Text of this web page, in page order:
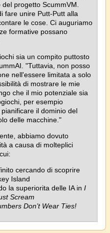
progetto ScummVM.
fare unire Putt-Putt alla
le cose. Ci auguriamo
formative possano
sia un compito puttosto
"Tuttavia, non posso
nell'essere limitata a solo
di mostrare le mie
che il mio potenziale sia
per esempio
il dominio del
delle macchine."
abbiamo dovuto
a causa di molteplici
cercando di scoprire
Island
la superiorita delle IA in I
Scream
Don’t Wear Ties!